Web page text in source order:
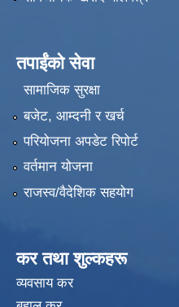
तपाईंको सेवा
सामाजिक सुरक्षा
बजेट, आम्दनी र खर्च
परियोजना अपडेट रिपोर्ट
वर्तमान योजना
राजस्व/वैदेशिक सहयोग
कर तथा शुल्कहरू
व्यवसाय कर